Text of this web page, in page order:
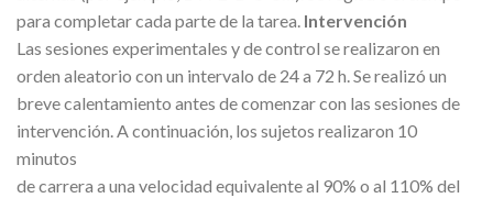
para completar cada parte de la tarea. Intervención
Las sesiones experimentales y de control se realizaron en
orden aleatorio con un intervalo de 24 a 72 h. Se realizó un
breve calentamiento antes de comenzar con las sesiones de
intervención. A continuación, los sujetos realizaron 10
minutos
de carrera a una velocidad equivalente al 90% o al 110% del